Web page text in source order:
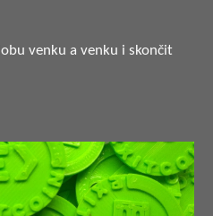
venku a venku i skončit